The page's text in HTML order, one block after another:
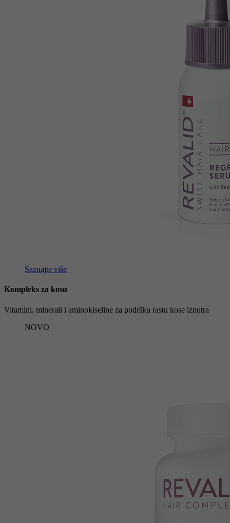
Saznajte više
Kompleks za kosu
Vitamini, minerali i aminokiseline za podršku rastu kose iznutra
NOVO